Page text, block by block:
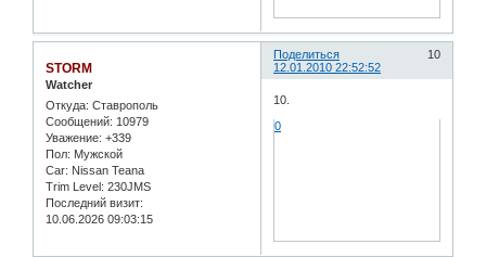
Поделиться
10
12.01.2010 22:52:52
STORM
Watcher
Откуда: Ставрополь
Сообщений: 10979
Уважение: +339
Пол: Мужской
Car: Nissan Teana
Trim Level: 230JMS
Последний визит:
10.06.2026 09:03:15
10.
0